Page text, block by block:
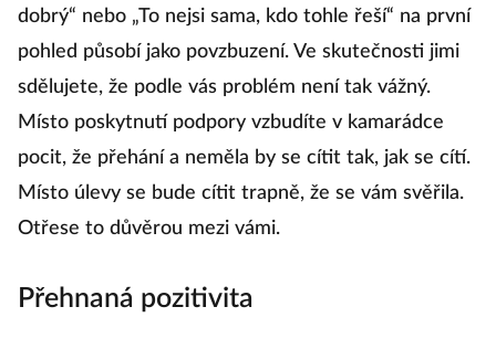
dobrý“ nebo „To nejsi sama, kdo tohle řeší“ na první
pohled působí jako povzbuzení. Ve skutečnosti jimi
sdělujete, že podle vás problém není tak vážný.
Místo poskytnutí podpory vzbudíte v kamarádce
pocit, že přehání a neměla by se cítit tak, jak se cítí.
Místo úlevy se bude cítit trapně, že se vám svěřila.
Otřese to důvěrou mezi vámi.
Přehnaná pozitivita